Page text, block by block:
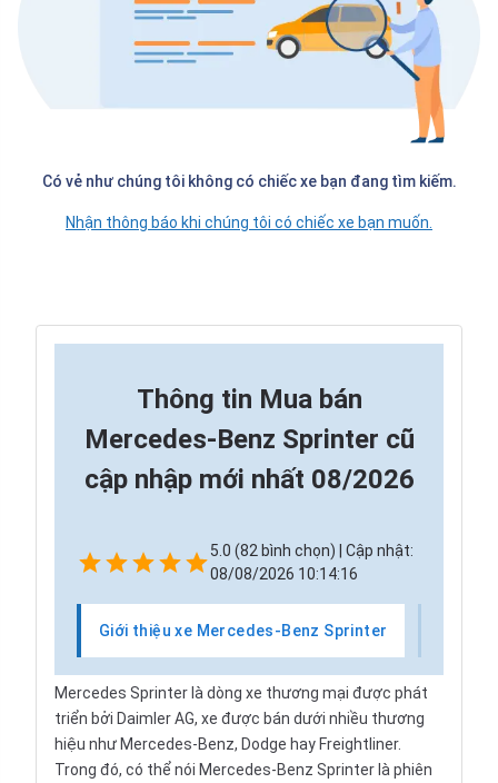
Có vẻ như chúng tôi không có chiếc xe bạn đang tìm kiếm.
Nhận thông báo khi chúng tôi có chiếc xe bạn muốn.
Thông tin Mua bán
Mercedes-Benz Sprinter cũ
cập nhập mới nhất 08/2026
5.0 (82 bình chọn) | Cập nhật:
08/08/2026 10:14:16
Giới thiệu xe Mercedes-Benz Sprinter
Mercedes Sprinter là dòng xe thương mại được phát
triển bởi Daimler AG, xe được bán dưới nhiều thương
hiệu như Mercedes-Benz, Dodge hay Freightliner.
Trong đó, có thể nói Mercedes-Benz Sprinter là phiên